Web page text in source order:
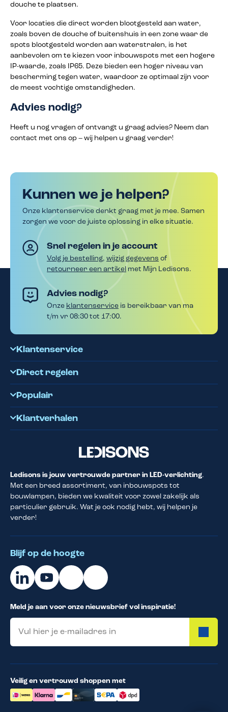
douche te plaatsen.
Voor locaties die direct worden blootgesteld aan water,
zoals boven de douche of buitenshuis in een zone waar de
spots blootgesteld worden aan waterstralen, is het
aanbevolen om te kiezen voor inbouwspots met een hogere
IP-waarde, zoals IP65. Deze bieden een hoger niveau van
bescherming tegen water, waardoor ze optimaal zijn voor
de meest vochtige omstandigheden.
Advies nodig?
Heeft u nog vragen of ontvangt u graag advies? Neem dan
contact met ons op – wij helpen u graag verder!
Kunnen we je helpen?
Onze klantenservice denkt graag met je mee. Samen
zorgen we voor de juiste oplossing in elke situatie.
Snel regelen in je account
Volg je bestelling, wijzig gegevens of
retourneer een artikel met Mijn Ledisons.
Advies nodig?
Onze klantenservice is bereikbaar van ma
t/m vr 08:30 tot 17:00.
Veilig en vertrouwd shoppen met
Ledisons is jouw vertrouwde partner in LED-verlichting.
Met een breed assortiment, van inbouwspots tot
bouwlampen, bieden we kwaliteit voor zowel zakelijk als
particulier gebruik. Wat je ook nodig hebt, wij helpen je
verder!
Blijf op de hoogte
Meld je aan voor onze nieuwsbrief vol inspiratie!
Email
Klantenservice
Direct regelen
Populair
Klantverhalen